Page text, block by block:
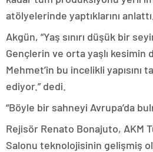
atölyelerinde yaptıklarını anlattı.
Akgün, “Yaş sınırı düşük bir
Gençlerin ve orta yaşlı kesimin
Mehmet’in bu incelikli yapısını
ediyor.” dedi.
“Böyle bir sahneyi Avrupa’da
Rejisör Renato Bonajuto, AKM
Salonu teknolojisinin gelişmiş